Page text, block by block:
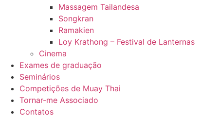
Massagem Tailandesa
Songkran
Ramakien
Loy Krathong – Festival de Lanternas
Cinema
Exames de graduação
Seminários
Competições de Muay Thai
Tornar-me Associado
Contatos